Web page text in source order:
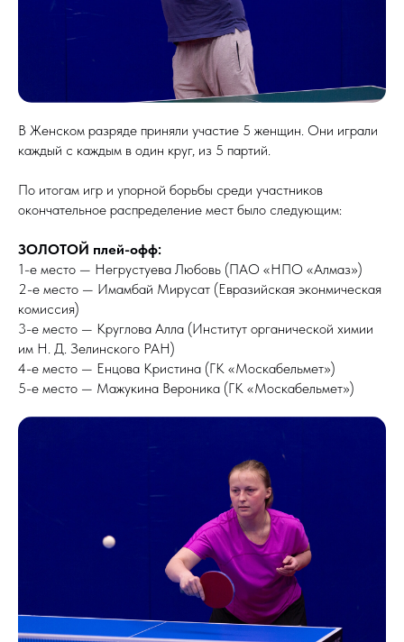
В Женском разряде приняли участие 5 женщин. Они играли
каждый с каждым в один круг, из 5 партий.
По итогам игр и упорной борьбы среди участников
окончательное распределение мест было следующим:
ЗОЛОТОЙ плей-офф:
1-е место — Негрустуева Любовь (ПАО «НПО «Алмаз»)
2-е место — Имамбай Мирусат (Евразийская эконмическая
комиссия)
3-е место — Круглова Алла (Институт органической химии
им Н. Д. Зелинского РАН)
4-е место — Енцова Кристина (ГК «Москабельмет»)
5-е место — Мажукина Вероника (ГК «Москабельмет»)